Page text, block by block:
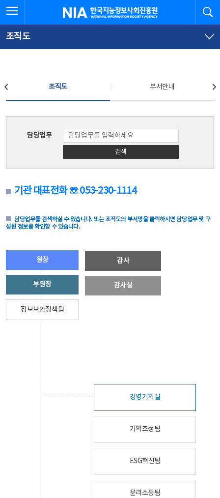
문
로
가
체
뉴
바
가
한국지능정보사회진흥원
조직도
조직도 부서안내
담당업무
검색
기관 대표전화 ☏ 053-230-1114
담당업무를 검색하실 수 있습니다. 또는 조직도의 부서명을 클릭하시면 담당업무 및 구
성원 정보를 확인할 수 있습니다.
원장
부원장
정보보안정책팀
감사
감사실
경영기획실
기획조정팀
ESG혁신팀
윤리소통팀